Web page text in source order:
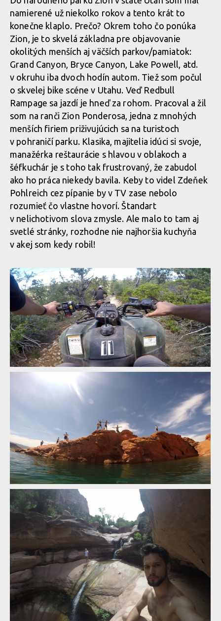
namierené už niekolko rokov a tento krát to
konečne klaplo. Prečo? Okrem toho čo ponúka
Zion, je to skvelá základna pre objavovanie
okolitých menších aj väčších parkov/pamiatok:
Grand Canyon, Bryce Canyon, Lake Powell, atd.
v okruhu iba dvoch hodín autom. Tiež som počul
o skvelej bike scéne v Utahu. Veď Redbull
Rampage sa jazdí je hneď za rohom. Pracoval a žil
som na ranči Zion Ponderosa, jedna z mnohých
menších firiem priživujúcich sa na turistoch
v pohraničí parku. Klasika, majitelia idúci si svoje,
manažérka reštaurácie s hlavou v oblakoch a
šéfkuchár je s toho tak frustrovaný, že zabudol
ako ho práca niekedy bavila. Keby to videl Zdeňek
Pohlreich cez pípanie by v TV zase nebolo
rozumieť čo vlastne hovorí. Štandart
v nelichotivom slova zmysle. Ale malo to tam aj
svetlé stránky, rozhodne nie najhoršia kuchyňa
v akej som kedy robil!
Po USA dolekop.com s Kopcom #1 - QUAD
Po USA dolekop.com s Kopcom #1 - QUAD
Po USA dolekop.com s Kopcom #1 - QUAD
Po USA dolekop.com s Kopcom #1 - QUAD
Po USA dolekop.com s Kopcom #1 - SAND HOLLOW
Po USA dolekop.com s Kopcom #1 - SAND HOLLOW
Po USA dolekop.com s Kopcom #1 - SAND HOLLOW
Po USA dolekop.com s Kopcom #1 - SAND HOLLOW